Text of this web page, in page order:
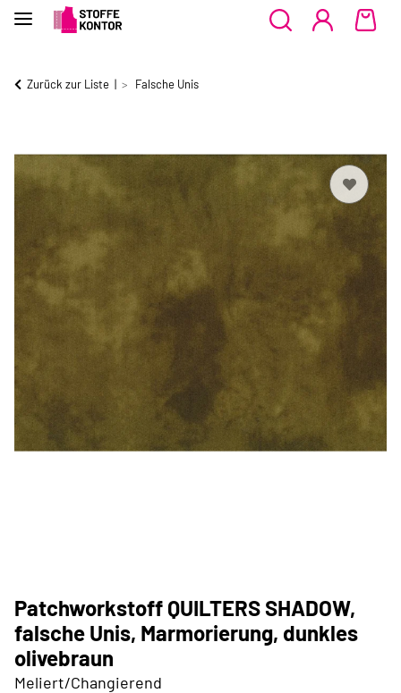
Zurück zur Liste Falsche Unis
Patchworkstoff QUILTERS SHADOW,
falsche Unis, Marmorierung, dunkles
olivebraun
Meliert/Changierend